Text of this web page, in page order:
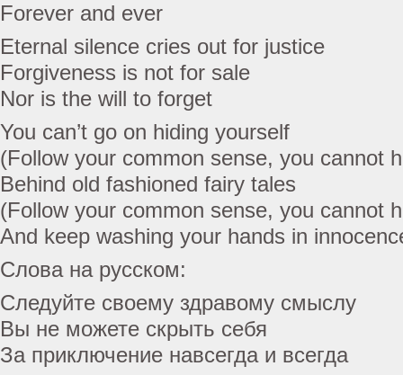
Forever and ever
Eternal silence cries out for justice
Forgiveness is not for sale
Nor is the will to forget
You can’t go on hiding yourself
(Follow your common sense, you cannot
Behind old fashioned fairy tales
(Follow your common sense, you cannot
And keep washing your hands in
Слова на русском:
Следуйте своему здравому смыслу
Вы не можете скрыть себя
За приключение навсегда и всегда